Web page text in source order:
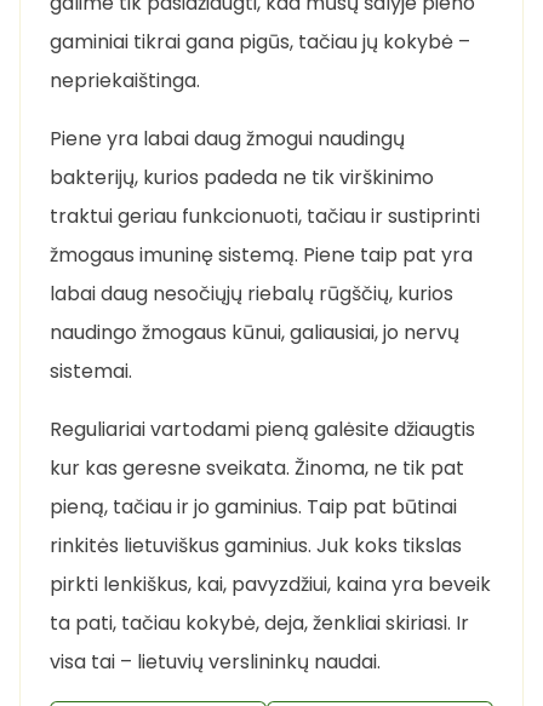
gaminiai tikrai gana pigūs, tačiau jų kokybė –
nepriekaištinga.
Piene yra labai daug žmogui naudingų
bakterijų, kurios padeda ne tik virškinimo
traktui geriau funkcionuoti, tačiau ir sustiprinti
žmogaus imuninę sistemą. Piene taip pat yra
labai daug nesočiųjų riebalų rūgščių, kurios
naudingo žmogaus kūnui, galiausiai, jo nervų
sistemai.
Reguliariai vartodami pieną galėsite džiaugtis
kur kas geresne sveikata. Žinoma, ne tik pat
pieną, tačiau ir jo gaminius. Taip pat būtinai
rinkitės lietuviškus gaminius. Juk koks tikslas
pirkti lenkiškus, kai, pavyzdžiui, kaina yra beveik
ta pati, tačiau kokybė, deja, ženkliai skiriasi. Ir
visa tai – lietuvių verslininkų naudai.